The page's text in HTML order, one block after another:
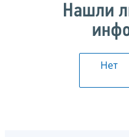
Нашли
Нет